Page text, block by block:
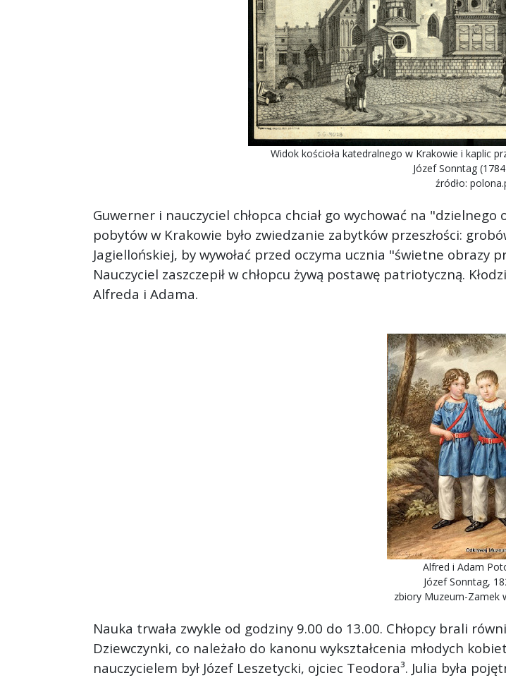
Widok kościoła katedralnego w Krakowie i kaplic
Józef Sonntag
źródło:
Guwerner i nauczyciel chłopca chciał go wychować na
pobytów w Krakowie było zwiedzanie zabytków przeszłości:
Jagiellońskiej, by wywołać przed oczyma ucznia "świetne obrazy
Nauczyciel zaszczepił w chłopcu żywą postawę patriotyczną.
Alfreda i Adama.
Alfred i Adam
Józef Sonntag,
zbiory Muzeum-Zamek
Nauka trwała zwykle od godziny 9.00 do 13.00. Chłopcy brali
Dziewczynki, co należało do kanonu wykształcenia młodych
nauczycielem był Józef Leszetycki, ojciec Teodora³. Julia była